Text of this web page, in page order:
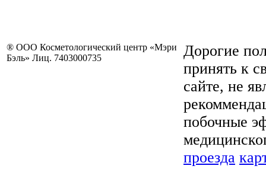
® ООО Косметологический центр «Мэри
Бэль» Лиц. 7403000735
Дорогие
принять к
сайте, не
побочные
проезда